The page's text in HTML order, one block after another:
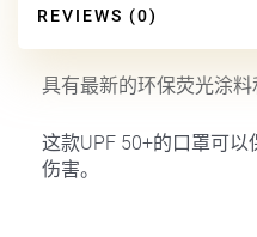
REVIEWS (0)
具有最新的环保荧光涂料
这款UPF 50+的口罩可
伤害。